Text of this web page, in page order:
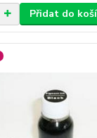
Přidat do